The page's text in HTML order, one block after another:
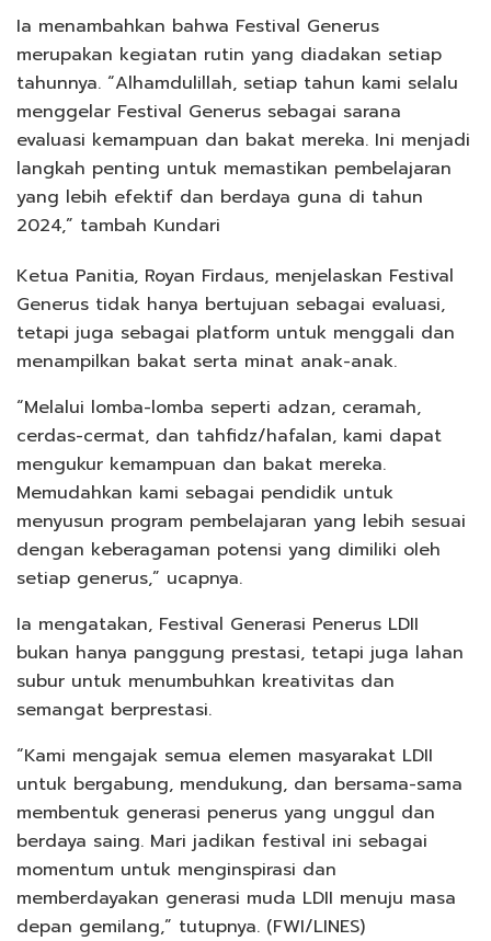
Ia menambahkan bahwa Festival Generus
merupakan kegiatan rutin yang diadakan setiap
tahunnya. “Alhamdulillah, setiap tahun kami selalu
menggelar Festival Generus sebagai sarana
evaluasi kemampuan dan bakat mereka. Ini menjadi
langkah penting untuk memastikan pembelajaran
yang lebih efektif dan berdaya guna di tahun
2024,” tambah Kundari
Ketua Panitia, Royan Firdaus, menjelaskan Festival
Generus tidak hanya bertujuan sebagai evaluasi,
tetapi juga sebagai platform untuk menggali dan
menampilkan bakat serta minat anak-anak.
“Melalui lomba-lomba seperti adzan, ceramah,
cerdas-cermat, dan tahfidz/hafalan, kami dapat
mengukur kemampuan dan bakat mereka.
Memudahkan kami sebagai pendidik untuk
menyusun program pembelajaran yang lebih sesuai
dengan keberagaman potensi yang dimiliki oleh
setiap generus,” ucapnya.
Ia mengatakan, Festival Generasi Penerus LDII
bukan hanya panggung prestasi, tetapi juga lahan
subur untuk menumbuhkan kreativitas dan
semangat berprestasi.
“Kami mengajak semua elemen masyarakat LDII
untuk bergabung, mendukung, dan bersama-sama
membentuk generasi penerus yang unggul dan
berdaya saing. Mari jadikan festival ini sebagai
momentum untuk menginspirasi dan
memberdayakan generasi muda LDII menuju masa
depan gemilang,” tutupnya. (FWI/LINES)